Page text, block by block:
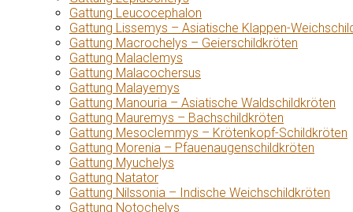
Gattung Leucocephalon
Gattung Lissemys – Asiatische Klappen-
Gattung Macrochelys – Geierschildkröten
Gattung Malaclemys
Gattung Malacochersus
Gattung Malayemys
Gattung Manouria – Asiatische Waldschildkröten
Gattung Mauremys – Bachschildkröten
Gattung Mesoclemmys – Krötenkopf-Schildkröten
Gattung Morenia – Pfauenaugenschildkröten
Gattung Myuchelys
Gattung Natator
Gattung Nilssonia – Indische Weichschildkröten
Gattung Notochelys